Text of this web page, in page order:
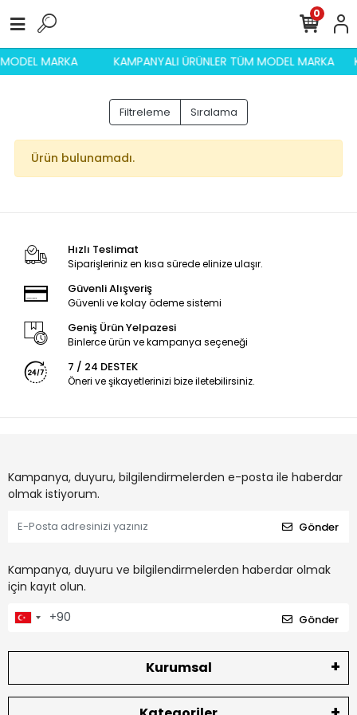
MARKA KAMPANYALI ÜRÜNLER TÜM MODEL MARKA
0
Filtreleme Sıralama
Ürün bulunamadı.
Hızlı Teslimat
Siparişleriniz en kısa sürede elinize ulaşır.
Güvenli Alışveriş
Güvenli ve kolay ödeme sistemi
Geniş Ürün Yelpazesi
Binlerce ürün ve kampanya seçeneği
7 / 24 DESTEK
Öneri ve şikayetlerinizi bize iletebilirsiniz.
Kampanya, duyuru, bilgilendirmelerden e-posta ile haberdar
olmak istiyorum.
Gönder
Kampanya, duyuru ve bilgilendirmelerden haberdar olmak
için kayıt olun.
Gönder
Kurumsal